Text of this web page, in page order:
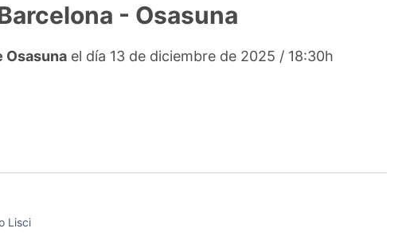
- Osasuna
Osasuna el día 13 de diciembre de 2025 / 18:30h
Lisci